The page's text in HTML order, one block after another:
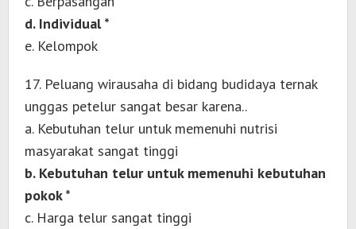
d. Individual *
e. Kelompok
17. Peluang wirausaha di bidang budidaya ternak
unggas petelur sangat besar karena..
a. Kebutuhan telur untuk memenuhi nutrisi
masyarakat sangat tinggi
b. Kebutuhan telur untuk memenuhi kebutuhan
pokok *
c. Harga telur sangat tinggi